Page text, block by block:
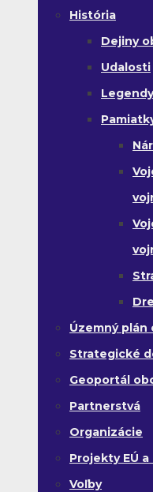
História
Dejiny
Udalosti
Územný plán
Strategické
Geoportál
Partnerstvá
Organizácie
Projekty EÚ a
Voľby